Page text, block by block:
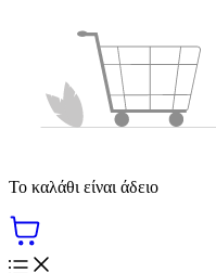
Το καλάθι είναι άδειο